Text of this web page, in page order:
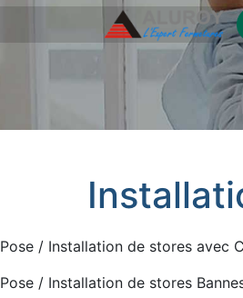
Pose / Installation de stores avec
Pose / Installation de stores